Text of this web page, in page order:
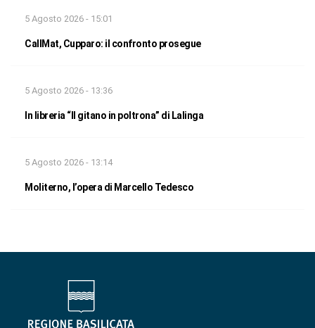
5 Agosto 2026 - 15:01
CallMat, Cupparo: il confronto prosegue
5 Agosto 2026 - 13:36
In libreria “Il gitano in poltrona” di Lalinga
5 Agosto 2026 - 13:14
Moliterno, l’opera di Marcello Tedesco